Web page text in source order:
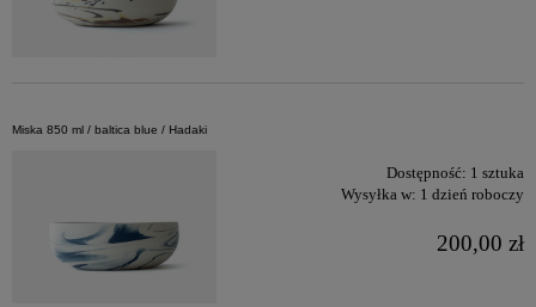
Miska 850 ml / baltica blue / Hadaki
Dostępność: 1 sztuka
Wysyłka w: 1 dzień roboczy
200,00 zł